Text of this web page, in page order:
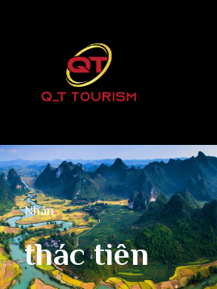
Nhãn
thác tiên